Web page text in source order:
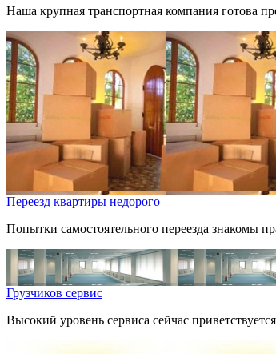
Наша крупная транспортная компания готова
Переезд квартиры недорого
Попытки самостоятельного переезда знакомы
Грузчиков сервис
Высокий уровень сервиса сейчас